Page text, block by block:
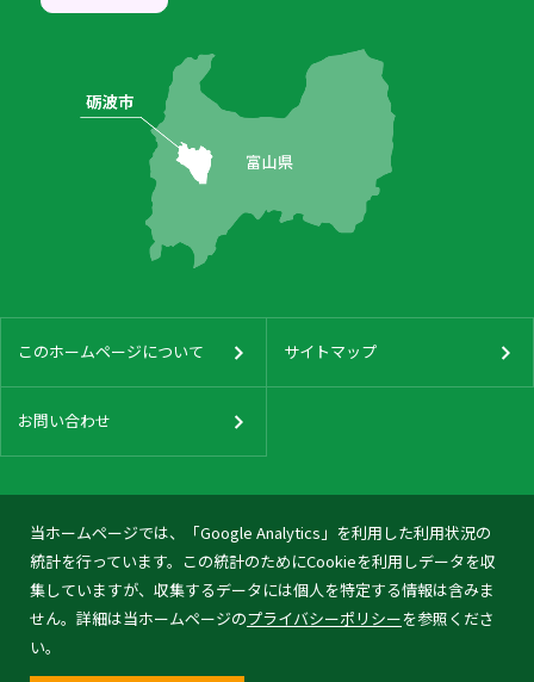
当ホームページでは、「Google Analytics」を利用した利用状況の
統計を行っています。この統計のためにCookieを利用しデータを収
集していますが、収集するデータには個人を特定する情報は含みま
せん。詳細は当ホームページのプライバシーポリシーを参照くださ
い。
このホームページについて サイトマップ
お問い合わせ